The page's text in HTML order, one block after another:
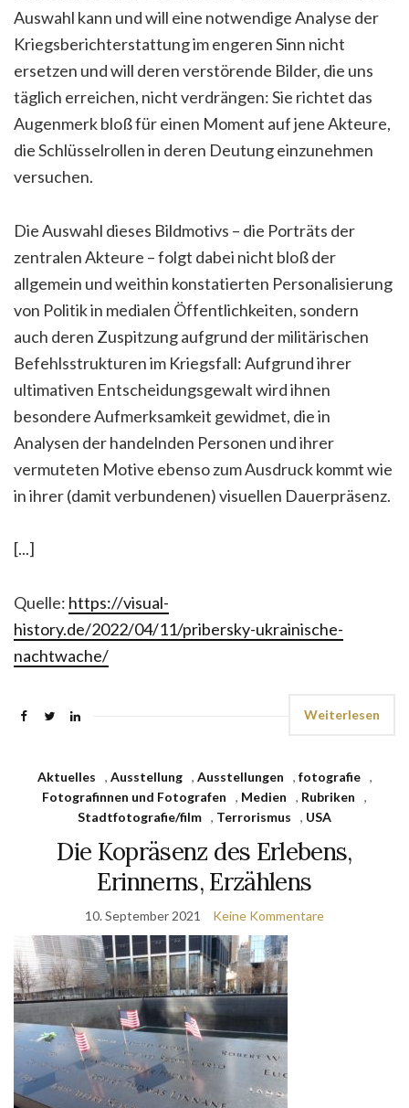
Auswahl kann und will eine notwendige Analyse der
Kriegsberichterstattung im engeren Sinn nicht
ersetzen und will deren verstörende Bilder, die uns
täglich erreichen, nicht verdrängen: Sie richtet das
Augenmerk bloß für einen Moment auf jene Akteure,
die Schlüsselrollen in deren Deutung einzunehmen
versuchen.
Die Auswahl dieses Bildmotivs – die Porträts der
zentralen Akteure – folgt dabei nicht bloß der
allgemein und weithin konstatierten Personalisierung
von Politik in medialen Öffentlichkeiten, sondern
auch deren Zuspitzung aufgrund der militärischen
Befehlsstrukturen im Kriegsfall: Aufgrund ihrer
ultimativen Entscheidungsgewalt wird ihnen
besondere Aufmerksamkeit gewidmet, die in
Analysen der handelnden Personen und ihrer
vermuteten Motive ebenso zum Ausdruck kommt wie
in ihrer (damit verbundenen) visuellen Dauerpräsenz.
[...]
Quelle: https://visual-
history.de/2022/04/11/pribersky-ukrainische-
nachtwache/
Weiterlesen
Aktuelles , Ausstellung , Ausstellungen , fotografie
,
Fotografinnen und Fotografen
, Medien , Rubriken
,
Stadtfotografie/film , Terrorismus , USA
Die Kopräsenz des Erlebens,
Erinnerns, Erzählens
10. September 2021 Keine Kommentare